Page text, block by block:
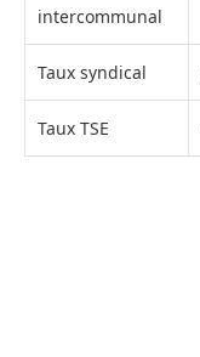
intercommunal
Taux syndical
Taux TSE